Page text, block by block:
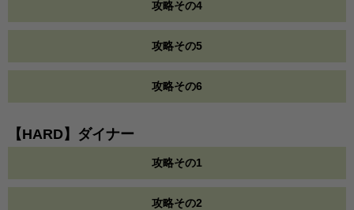
攻略その4
攻略その5
攻略その6
【HARD】ダイナー
攻略その1
攻略その2